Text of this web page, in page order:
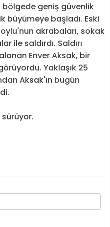
geniş güvenlik
büyümeye başladı. Eski
akrabaları, sokak
ile saldırdı. Saldırı
Enver Aksak, bir
Yaklaşık 25
Aksak'ın bugün